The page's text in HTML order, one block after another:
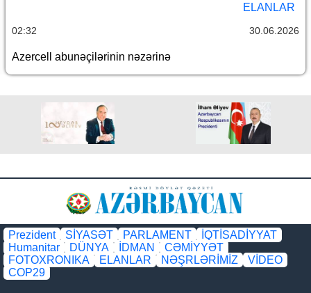
ELANLAR
02:32 30.06.2026
Azercell abunəçilərinin nəzərinə
Prezident SİYASƏT PARLAMENT
İQTİSADİYYAT
Humanitar
DÜNYA İDMAN
CƏMİYYƏT
FOTOXRONIKA
ELANLAR NƏŞRLƏRİMİZ
VİDEO
COP29